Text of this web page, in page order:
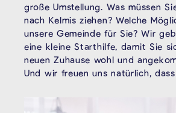
große Umstellung. Was müssen
nach Kelmis ziehen? Welche
unsere Gemeinde für Sie? Wir
eine kleine Starthilfe, damit Sie
neuen Zuhause wohl und
Und wir freuen uns natürlich,